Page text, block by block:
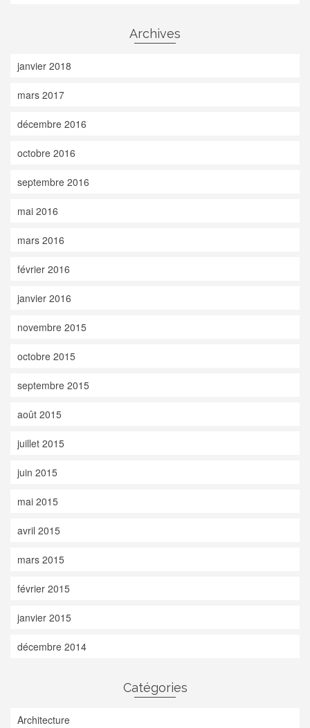
Archives
janvier 2018
mars 2017
décembre 2016
octobre 2016
septembre 2016
mai 2016
mars 2016
février 2016
janvier 2016
novembre 2015
octobre 2015
septembre 2015
août 2015
juillet 2015
juin 2015
mai 2015
avril 2015
mars 2015
février 2015
janvier 2015
décembre 2014
Catégories
Architecture